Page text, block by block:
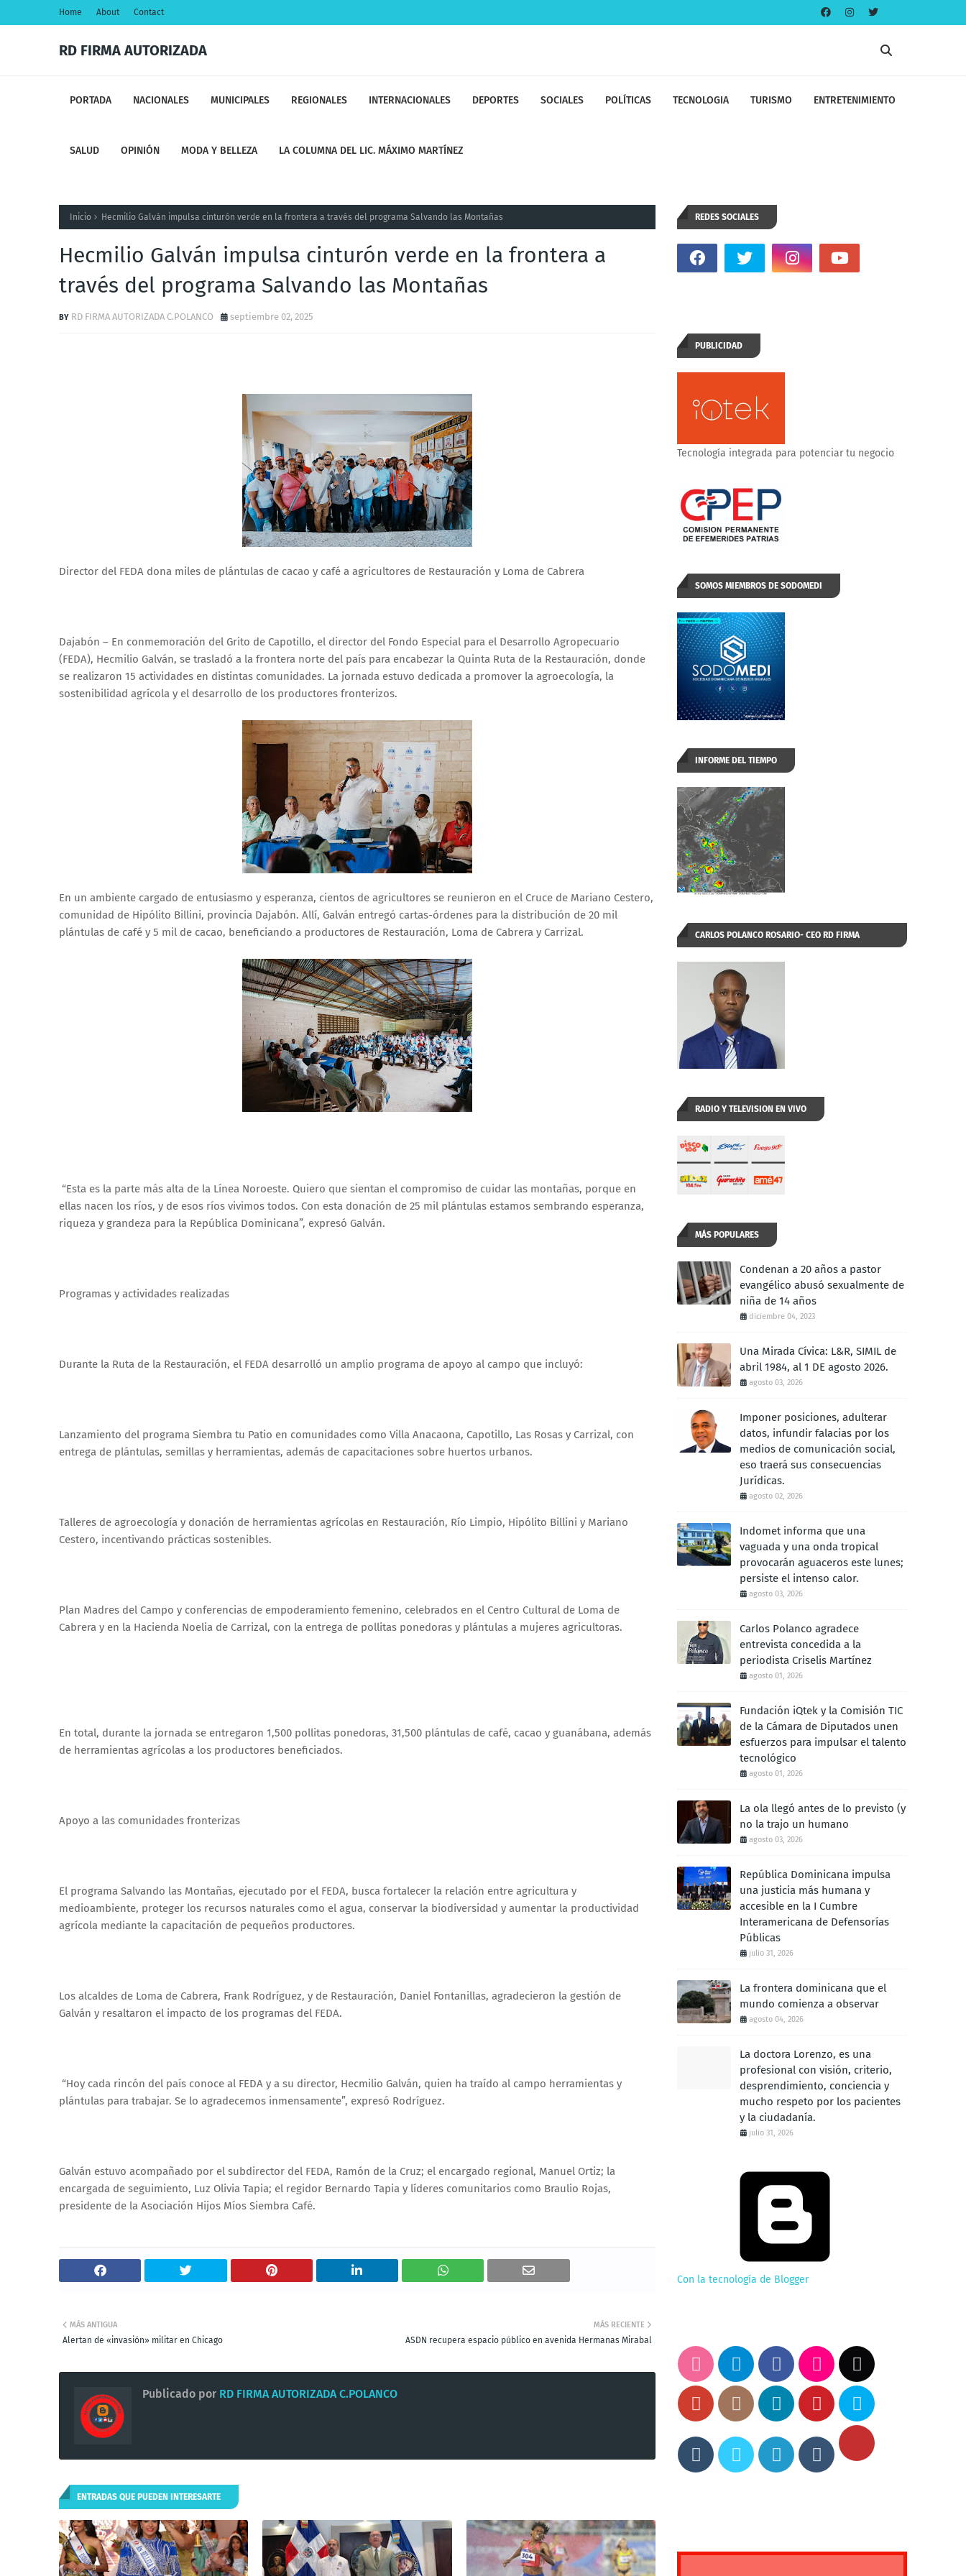
Home About Contact
RD FIRMA AUTORIZADA
PORTADA NACIONALES MUNICIPALES REGIONALES INTERNACIONALES DEPORTES SOCIALES POLÍTICAS TECNOLOGIA TURISMO ENTRETENIMIENTO
SALUD OPINIÓN MODA Y BELLEZA LA COLUMNA DEL LIC. MÁXIMO MARTÍNEZ
Inicio Hecmilio Galván impulsa cinturón verde en la frontera a través del programa Salvando las Montañas
Hecmilio Galván impulsa cinturón verde en la frontera a
través del programa Salvando las Montañas
RD FIRMA AUTORIZADA C.POLANCO septiembre 02, 2025
Director del FEDA dona miles de plántulas de cacao y café a agricultores de Restauración y Loma de Cabrera
Dajabón – En conmemoración del Grito de Capotillo, el director del Fondo Especial para el Desarrollo Agropecuario
(FEDA), Hecmilio Galván, se trasladó a la frontera norte del país para encabezar la Quinta Ruta de la Restauración, donde
se realizaron 15 actividades en distintas comunidades. La jornada estuvo dedicada a promover la agroecología, la
sostenibilidad agrícola y el desarrollo de los productores fronterizos.
En un ambiente cargado de entusiasmo y esperanza, cientos de agricultores se reunieron en el Cruce de Mariano Cestero,
comunidad de Hipólito Billini, provincia Dajabón. Allí, Galván entregó cartas-órdenes para la distribución de 20 mil
plántulas de café y 5 mil de cacao, beneficiando a productores de Restauración, Loma de Cabrera y Carrizal.
“Esta es la parte más alta de la Línea Noroeste. Quiero que sientan el compromiso de cuidar las montañas, porque en
ellas nacen los ríos, y de esos ríos vivimos todos. Con esta donación de 25 mil plántulas estamos sembrando esperanza,
riqueza y grandeza para la República Dominicana”, expresó Galván.
Programas y actividades realizadas
Durante la Ruta de la Restauración, el FEDA desarrolló un amplio programa de apoyo al campo que incluyó:
Lanzamiento del programa Siembra tu Patio en comunidades como Villa Anacaona, Capotillo, Las Rosas y Carrizal, con
entrega de plántulas, semillas y herramientas, además de capacitaciones sobre huertos urbanos.
Talleres de agroecología y donación de herramientas agrícolas en Restauración, Río Limpio, Hipólito Billini y Mariano
Cestero, incentivando prácticas sostenibles.
Plan Madres del Campo y conferencias de empoderamiento femenino, celebrados en el Centro Cultural de Loma de
Cabrera y en la Hacienda Noelia de Carrizal, con la entrega de pollitas ponedoras y plántulas a mujeres agricultoras.
En total, durante la jornada se entregaron 1,500 pollitas ponedoras, 31,500 plántulas de café, cacao y guanábana, además
de herramientas agrícolas a los productores beneficiados.
Apoyo a las comunidades fronterizas
El programa Salvando las Montañas, ejecutado por el FEDA, busca fortalecer la relación entre agricultura y
medioambiente, proteger los recursos naturales como el agua, conservar la biodiversidad y aumentar la productividad
agrícola mediante la capacitación de pequeños productores.
Los alcaldes de Loma de Cabrera, Frank Rodríguez, y de Restauración, Daniel Fontanillas, agradecieron la gestión de
Galván y resaltaron el impacto de los programas del FEDA.
“Hoy cada rincón del país conoce al FEDA y a su director, Hecmilio Galván, quien ha traído al campo herramientas y
plántulas para trabajar. Se lo agradecemos inmensamente”, expresó Rodríguez.
Galván estuvo acompañado por el subdirector del FEDA, Ramón de la Cruz; el encargado regional, Manuel Ortiz; la
encargada de seguimiento, Luz Olivia Tapia; el regidor Bernardo Tapia y líderes comunitarios como Braulio Rojas,
presidente de la Asociación Hijos Míos Siembra Café.
MÁS RECIENTE
ASDN recupera espacio público en avenida Hermanas Mirabal
MÁS ANTIGUA
Alertan de «invasión» militar en Chicago
Publicado por RD FIRMA AUTORIZADA C.POLANCO
ENTRADAS QUE PUEDEN INTERESARTE
REDES SOCIALES
PUBLICIDAD
Tecnología integrada para potenciar tu negocio
SOMOS MIEMBROS DE SODOMEDI
INFORME DEL TIEMPO
CARLOS POLANCO ROSARIO- CEO RD FIRMA
AUTORIZADA
RADIO Y TELEVISION EN VIVO
MÁS POPULARES
Condenan a 20 años a pastor
evangélico abusó sexualmente de
niña de 14 años
diciembre 04, 2023
Una Mirada Cívica: L&R, SIMIL de
abril 1984, al 1 DE agosto 2026.
agosto 03, 2026
Imponer posiciones, adulterar
datos, infundir falacias por los
medios de comunicación social,
eso traerá sus consecuencias
Jurídicas.
agosto 02, 2026
Indomet informa que una
vaguada y una onda tropical
provocarán aguaceros este lunes;
persiste el intenso calor.
agosto 03, 2026
Carlos Polanco agradece
entrevista concedida a la
periodista Criselis Martínez
agosto 01, 2026
Fundación iQtek y la Comisión TIC
de la Cámara de Diputados unen
esfuerzos para impulsar el talento
tecnológico
agosto 01, 2026
La ola llegó antes de lo previsto (y
no la trajo un humano
agosto 03, 2026
República Dominicana impulsa
una justicia más humana y
accesible en la I Cumbre
Interamericana de Defensorías
Públicas
julio 31, 2026
La frontera dominicana que el
mundo comienza a observar
agosto 04, 2026
La doctora Lorenzo, es una
profesional con visión, criterio,
desprendimiento, conciencia y
mucho respeto por los pacientes
y la ciudadanía.
julio 31, 2026
Con la tecnología de Blogger